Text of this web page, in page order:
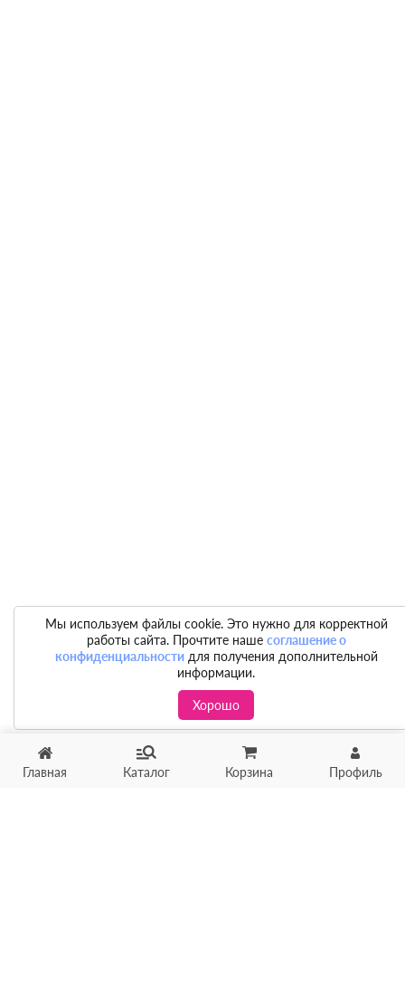
Главная Каталог Корзина Профиль
Мы используем файлы cookie. Это нужно для корректной
работы сайта. Прочтите наше соглашение о
конфиденциальностидля получения дополнительной
информации.
Хорошо